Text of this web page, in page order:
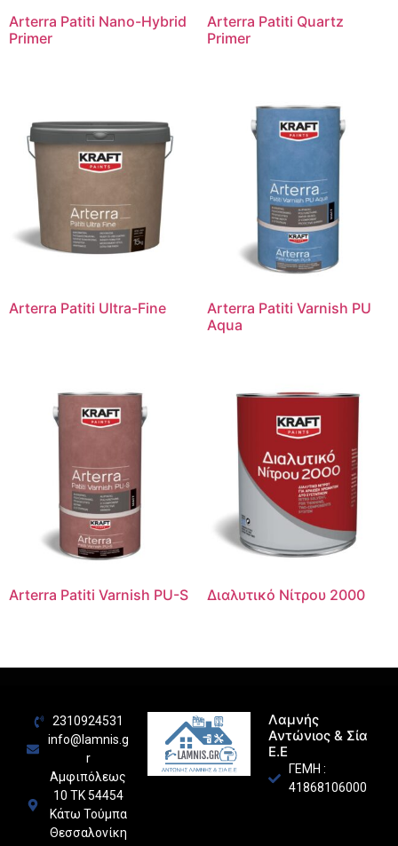
Arterra Patiti Nano-Hybrid
Primer
Arterra Patiti Quartz
Primer
Arterra Patiti Ultra-Fine
Arterra Patiti Varnish PU
Aqua
Arterra Patiti Varnish PU-S Διαλυτικό Νίτρου 2000
2310924531
info@lamnis.g
r
Αμφιπόλεως
10 ΤΚ 54454
Κάτω Τούμπα
Θεσσαλονίκη
Λαμνής
Αντώνιος & Σία
Ε.Ε
ΓΕΜΗ :
41868106000